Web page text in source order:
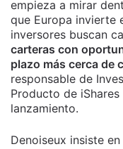
empieza a mirar
que Europa invierte
inversores buscan
carteras con
plazo más cerca de
responsable de
Producto de
lanzamiento.
Denoiseux insiste